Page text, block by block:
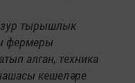
тырышлык
фермеры
алган, техника
кешеләре